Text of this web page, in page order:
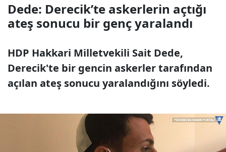
Dede: Derecik’te askerlerin açtığı
ateş sonucu bir genç yaralandı
HDP Hakkari Milletvekili Sait Dede,
Derecik'te bir gencin askerler tarafından
açılan ateş sonucu yaralandığını söyledi.